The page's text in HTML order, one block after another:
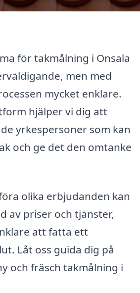
för takmålning i Onsala
men med
mycket enklare.
hjälper vi dig att
yrkespersoner som kan
och ge det den omtanke
olika erbjudanden kan
av priser och tjänster,
att fatta ett
Låt oss guida dig på
och fräsch takmålning i